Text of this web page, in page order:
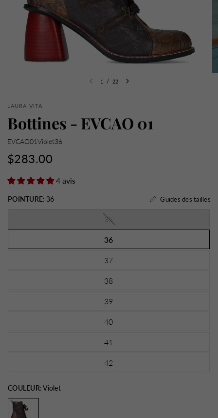
1 / 22
LAURA VITA
Bottines - EVCAO 01
EVCAO01Violet36
$283.00
4 avis
POINTURE: 36 Guides des tailles
35
36
37
38
39
40
41
42
COULEUR:Violet